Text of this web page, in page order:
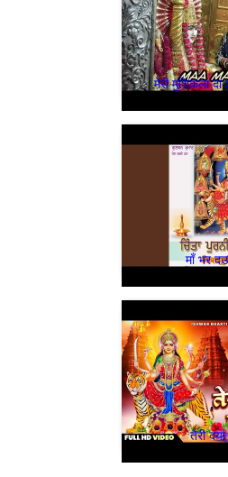
मेरी मुशिकला
माँ भर
तेरी